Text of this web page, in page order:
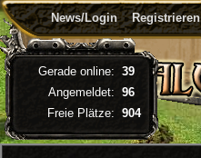
News/Login Registrieren
Gerade online: 39
Angemeldet: 96
Freie Plätze: 904